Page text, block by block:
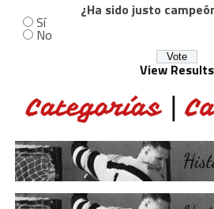
¿Ha sido justo
Sí
No
View Results